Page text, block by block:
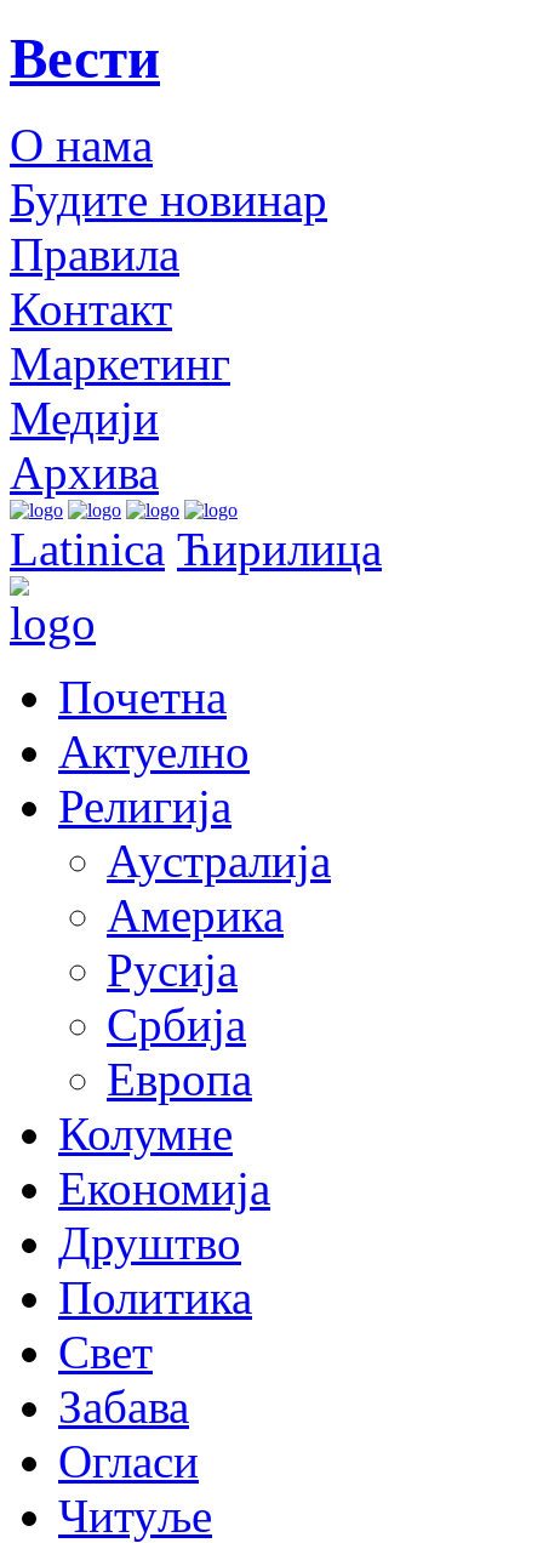
Вести
О нама
Будите новинар
Правила
Контакт
Маркетинг
Медији
Архива
Latinica Ћирилица
Почетна
Актуелно
Религија
Аустралија
Америка
Русија
Србија
Европа
Колумне
Економија
Друштво
Политика
Свет
Забава
Огласи
Читуље